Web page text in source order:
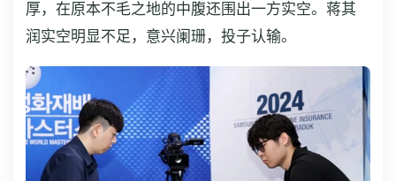
厚，在原本不毛之地的中腹还围出一方实空。蒋其
润实空明显不足，意兴阑珊，投子认输。